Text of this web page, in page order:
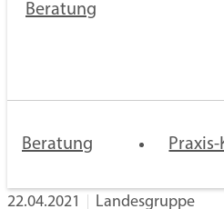
Beratung
Beratung
Impfpriorisierung beenden:
22.04.2021 Landesgruppe